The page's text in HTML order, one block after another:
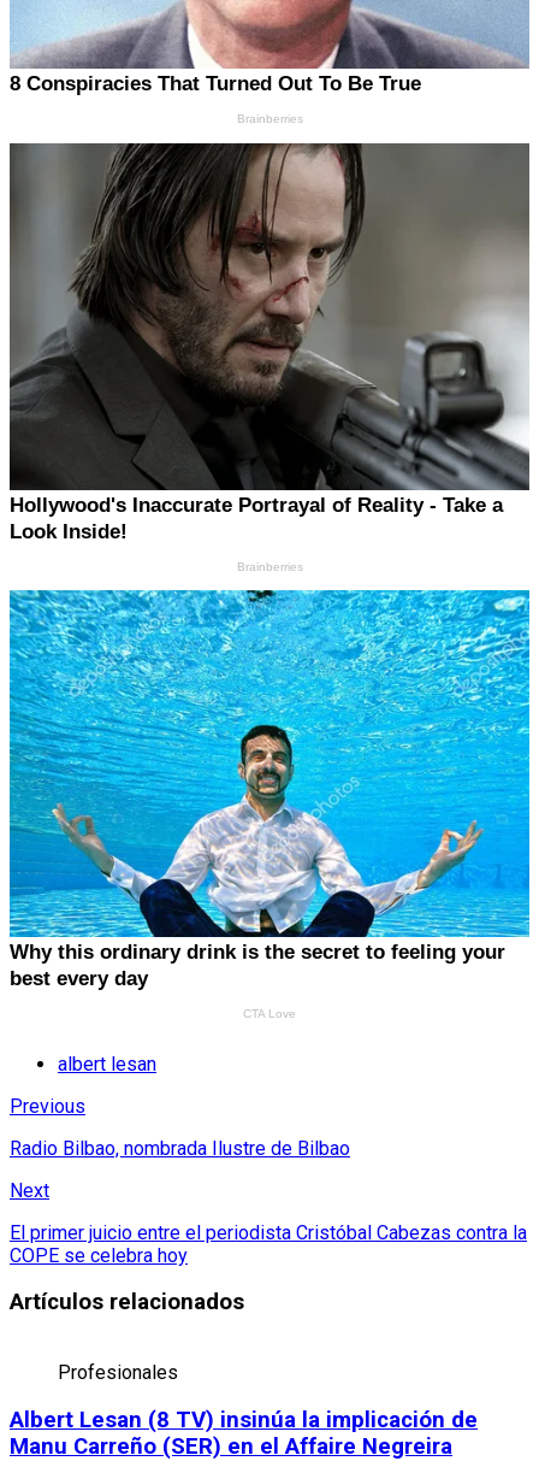
albert lesan
Previous
Radio Bilbao, nombrada Ilustre de Bilbao
Next
El primer juicio entre el periodista Cristóbal Cabezas contra la
COPE se celebra hoy
Artículos relacionados
Profesionales
Albert Lesan (8 TV) insinúa la implicación de
Manu Carreño (SER) en el Affaire Negreira